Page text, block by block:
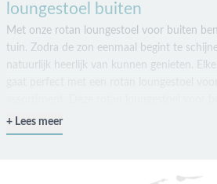
loungestoel buiten
Met onze rotan loungestoel voor buiten
tuin. Zodra de zon eenmaal begint te
natuurlijk heerlijk van kunnen genieten.
comfortabele outdoor textiel als gegoten,
vakantiegevoel creëert. Met de rotan
Lees meer